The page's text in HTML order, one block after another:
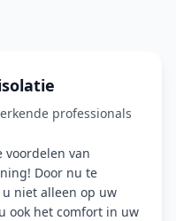
professionals
voordelen van
Door nu te
niet alleen op uw
ook het comfort in uw